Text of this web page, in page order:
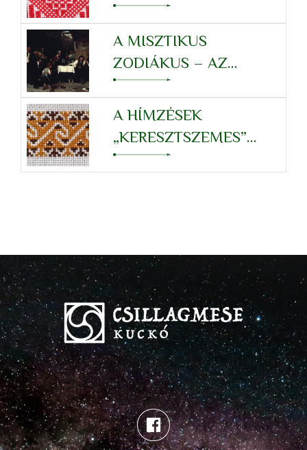
RENDSZERE –
OROSZLÁN
A MISZTIKUS
ZODIÁKUS – AZ
OROSZLÁN
A HÍMZÉSEK
„KERESZTSZEMES”
RENDSZERE – RÁK